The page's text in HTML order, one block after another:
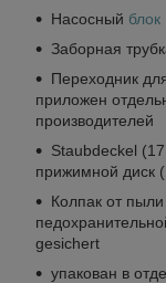
Насосный блок
Заборная
Переходник
приложен
производителей
Staubdeckel
прижимной диск
Колпак от
gesichert
упакован в